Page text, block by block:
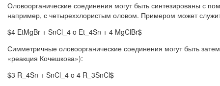
Оловоорганические соединения могут быть синтезированы с
например, с четыреххлористым оловом. Примером может
$4 EtMgBr + SnCl_4 o Et_4Sn + 4 MgClBr$
Симметричные оловоорганические соединения могут быть
«реакция Кочешкова»):
$3 R_4Sn + SnCl_4 o 4 R_3SnCl$